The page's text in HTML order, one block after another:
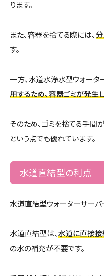
ります。
また、容器を捨てる際には、
す。
一方、水道水浄水型ウォータ
用するため、容器ゴミが発生
そのため、ゴミを捨てる手間
という点でも優れています。
水道直結型の利点
水道直結型ウォーターサーバ
水道直結型は、 水道に直接接
の水の補充が不要です。